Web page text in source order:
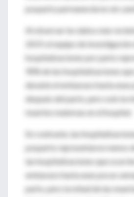
posparto permanecieron sin
Al observar los datos más
2019, el equipo de
hospitalizaciones por parto
90% de las hospitalizaciones
durante el embarazo hasta unas
después del parto, pero solo la
muertes maternas en el hospital.
En contraste, las
posparto representaron menos
las hospitalizaciones que
embarazo hasta unas pocas
parto, pero la mitad de las